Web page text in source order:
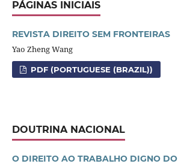
PÁGINAS INICIAIS
REVISTA DIREITO SEM FRONTEIRAS
Yao Zheng Wang
PDF (PORTUGUESE (BRAZIL))
DOUTRINA NACIONAL
O DIREITO AO TRABALHO DIGNO